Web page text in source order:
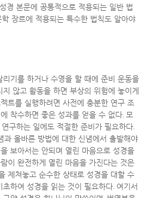
경 본문에 공통적으로 적용되는 일반 법
장르에 적용되는 특수한 법칙도 알아야
리기를 하거나 수영을 할 때에 준비 운동을
않고 활동을 하면 부상의 위험에 놓이게
트를 실행하려면 사전에 충분한 연구 조
착수하면 좋은 성과를 얻을 수 없다. 모
구하는 일에도 적절한 준비가 필요하다.
과 올바른 방법에 대한 신념에서 출발해야
보아서는 안되며 열린 마음으로 성경을
이 완전하게 열린 마음을 가진다는 것은
제쳐놓고 순수한 상태로 성경을 대할 수
하여 성경을 읽는 것이 필요하다. 여기서